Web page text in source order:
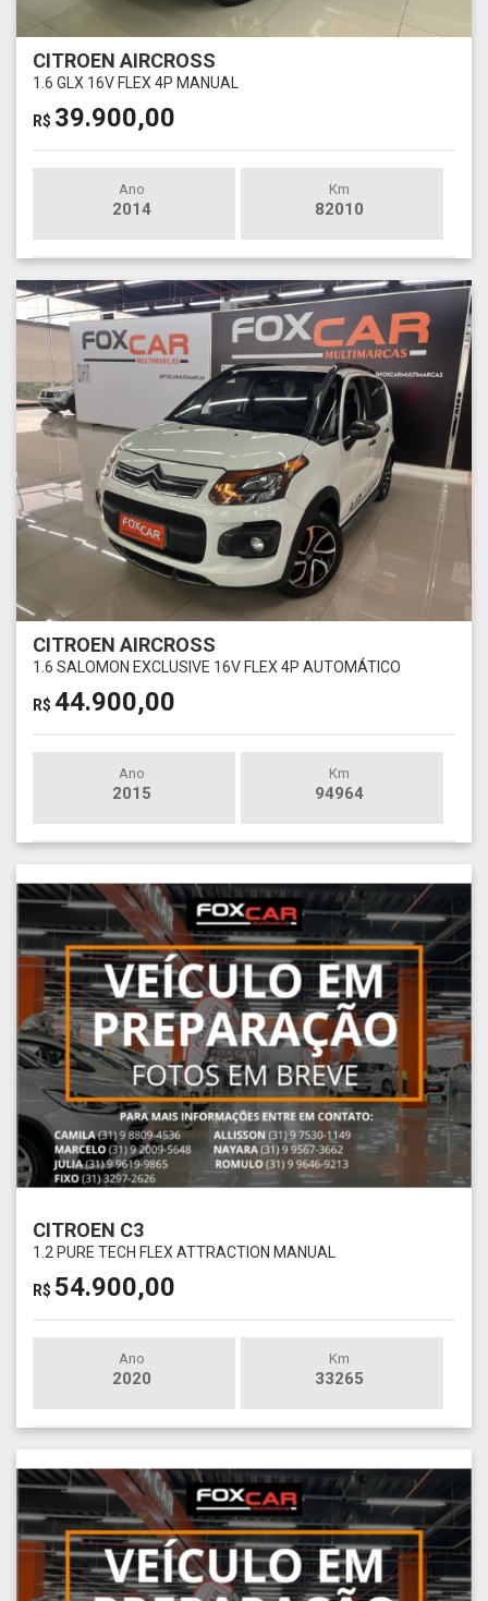
CITROEN AIRCROSS
1.6 GLX 16V FLEX 4P MANUAL
R$ 39.900,00
Ano
2014
Km
82010
CITROEN AIRCROSS
1.6 SALOMON EXCLUSIVE 16V FLEX 4P AUTOMÁTICO
R$ 44.900,00
Ano
2015
Km
94964
CITROEN C3
1.2 PURE TECH FLEX ATTRACTION MANUAL
R$ 54.900,00
Ano
2020
Km
33265